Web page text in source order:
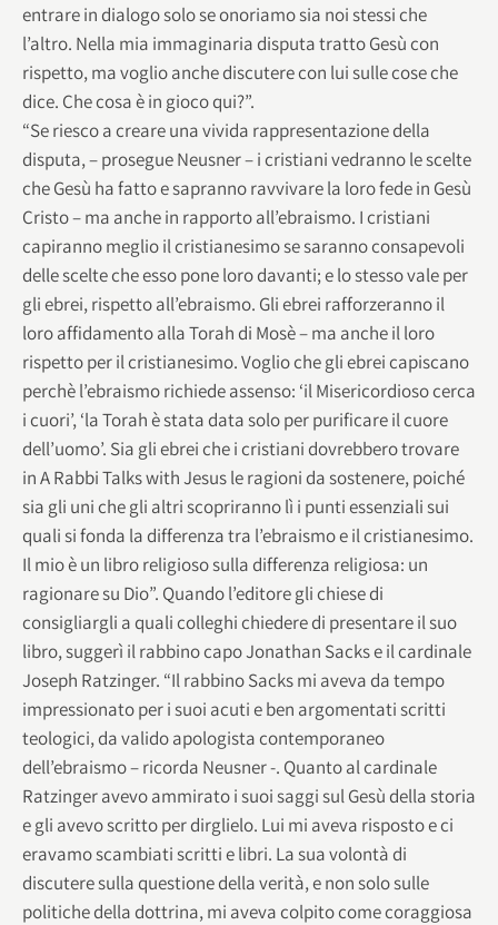
entrare in dialogo solo se onoriamo sia noi stessi che
l’altro. Nella mia immaginaria disputa tratto Gesù con
rispetto, ma voglio anche discutere con lui sulle cose che
dice. Che cosa è in gioco qui?”.
“Se riesco a creare una vivida rappresentazione della
disputa, – prosegue Neusner – i cristiani vedranno le scelte
che Gesù ha fatto e sapranno ravvivare la loro fede in Gesù
Cristo – ma anche in rapporto all’ebraismo. I cristiani
capiranno meglio il cristianesimo se saranno consapevoli
delle scelte che esso pone loro davanti; e lo stesso vale per
gli ebrei, rispetto all’ebraismo. Gli ebrei rafforzeranno il
loro affidamento alla Torah di Mosè – ma anche il loro
rispetto per il cristianesimo. Voglio che gli ebrei capiscano
perchè l’ebraismo richiede assenso: ‘il Misericordioso cerca
i cuori’, ‘la Torah è stata data solo per purificare il cuore
dell’uomo’. Sia gli ebrei che i cristiani dovrebbero trovare
in A Rabbi Talks with Jesus le ragioni da sostenere, poiché
sia gli uni che gli altri scopriranno lì i punti essenziali sui
quali si fonda la differenza tra l’ebraismo e il cristianesimo.
Il mio è un libro religioso sulla differenza religiosa: un
ragionare su Dio”. Quando l’editore gli chiese di
consigliargli a quali colleghi chiedere di presentare il suo
libro, suggerì il rabbino capo Jonathan Sacks e il cardinale
Joseph Ratzinger. “Il rabbino Sacks mi aveva da tempo
impressionato per i suoi acuti e ben argomentati scritti
teologici, da valido apologista contemporaneo
dell’ebraismo – ricorda Neusner -. Quanto al cardinale
Ratzinger avevo ammirato i suoi saggi sul Gesù della storia
e gli avevo scritto per dirglielo. Lui mi aveva risposto e ci
eravamo scambiati scritti e libri. La sua volontà di
discutere sulla questione della verità, e non solo sulle
politiche della dottrina, mi aveva colpito come coraggiosa